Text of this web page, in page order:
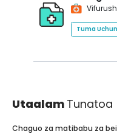
Tuma
Utaalam Tunatoa
Chaguo za matibabu za